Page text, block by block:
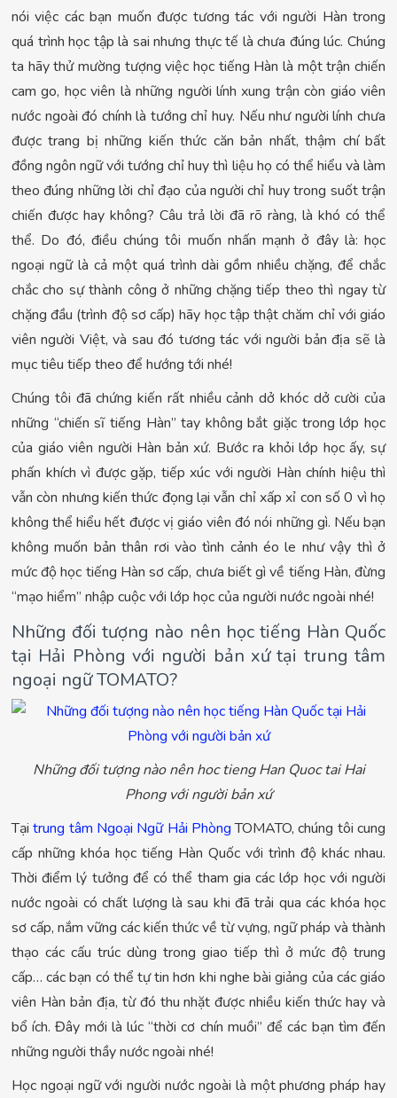
nói việc các bạn muốn được tương tác với người Hàn trong
quá trình học tập là sai nhưng thực tế là chưa đúng lúc. Chúng
ta hãy thử mường tượng việc học tiếng Hàn là một trận chiến
cam go, học viên là những người lính xung trận còn giáo viên
nước ngoài đó chính là tướng chỉ huy. Nếu như người lính chưa
được trang bị những kiến thức căn bản nhất, thậm chí bất
đồng ngôn ngữ với tướng chỉ huy thì liệu họ có thể hiểu và làm
theo đúng những lời chỉ đạo của người chỉ huy trong suốt trận
chiến được hay không? Câu trả lời đã rõ ràng, là khó có thể
thể. Do đó, điều chúng tôi muốn nhấn mạnh ở đây là: học
ngoại ngữ là cả một quá trình dài gồm nhiều chặng, để chắc
chắc cho sự thành công ở những chặng tiếp theo thì ngay từ
chặng đầu (trình độ sơ cấp) hãy học tập thật chăm chỉ với giáo
viên người Việt, và sau đó tương tác với người bản địa sẽ là
mục tiêu tiếp theo để hướng tới nhé!
Chúng tôi đã chứng kiến rất nhiều cảnh dở khóc dở cười của
những “chiến sĩ tiếng Hàn” tay không bắt giặc trong lớp học
của giáo viên người Hàn bản xứ. Bước ra khỏi lớp học ấy, sự
phấn khích vì được gặp, tiếp xúc với người Hàn chính hiệu thì
vẫn còn nhưng kiến thức đọng lại vẫn chỉ xấp xỉ con số 0 vì họ
không thể hiểu hết được vị giáo viên đó nói những gì. Nếu bạn
không muốn bản thân rơi vào tình cảnh éo le như vậy thì ở
mức độ học tiếng Hàn sơ cấp, chưa biết gì về tiếng Hàn, đừng
“mạo hiểm” nhập cuộc với lớp học của người nước ngoài nhé!
Những đối tượng nào nên học tiếng Hàn Quốc
tại Hải Phòng với người bản xứ tại trung tâm
ngoại ngữ TOMATO?
Những đối tượng nào nên hoc tieng Han Quoc tai Hai
Phong với người bản xứ
Tạitrung tâm Ngoại Ngữ Hải PhòngTOMATO, chúng tôi cung
cấp những khóa học tiếng Hàn Quốc với trình độ khác nhau.
Thời điểm lý tưởng để có thể tham gia các lớp học với người
nước ngoài có chất lượng là sau khi đã trải qua các khóa học
sơ cấp, nắm vững các kiến thức về từ vựng, ngữ pháp và thành
thạo các cấu trúc dùng trong giao tiếp thì ở mức độ trung
cấp… các bạn có thể tự tin hơn khi nghe bài giảng của các giáo
viên Hàn bản địa, từ đó thu nhặt được nhiều kiến thức hay và
bổ ích. Đây mới là lúc “thời cơ chín muồi” để các bạn tìm đến
những người thầy nước ngoài nhé!
Học ngoại ngữ với người nước ngoài là một phương pháp hay